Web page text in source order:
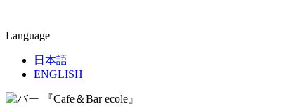
Language
日本語
ENGLISH